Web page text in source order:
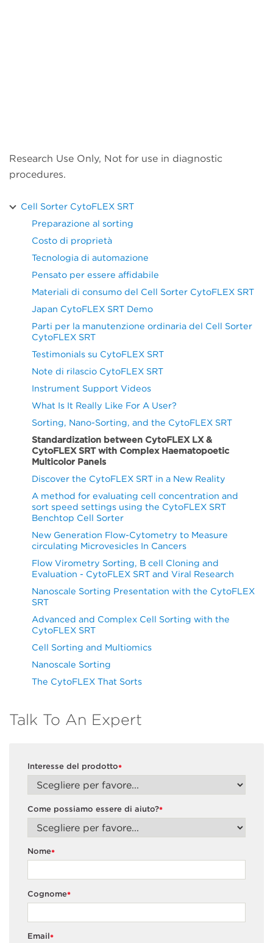
Research Use Only, Not for use in diagnostic
procedures.
Cell Sorter CytoFLEX SRT
Preparazione al sorting
Costo di proprietà
Tecnologia di automazione
Pensato per essere affidabile
Materiali di consumo del Cell Sorter CytoFLEX SRT
Japan CytoFLEX SRT Demo
Parti per la manutenzione ordinaria del Cell Sorter
CytoFLEX SRT
Testimonials su CytoFLEX SRT
Note di rilascio CytoFLEX SRT
Instrument Support Videos
What Is It Really Like For A User?
Sorting, Nano-Sorting, and the CytoFLEX SRT
Standardization between CytoFLEX LX &
CytoFLEX SRT with Complex Haematopoetic
Multicolor Panels
Discover the CytoFLEX SRT in a New Reality
A method for evaluating cell concentration and
sort speed settings using the CytoFLEX SRT
Benchtop Cell Sorter
New Generation Flow-Cytometry to Measure
circulating Microvesicles In Cancers
Flow Virometry Sorting, B cell Cloning and
Evaluation - CytoFLEX SRT and Viral Research
Nanoscale Sorting Presentation with the CytoFLEX
SRT
Advanced and Complex Cell Sorting with the
CytoFLEX SRT
Cell Sorting and Multiomics
Nanoscale Sorting
The CytoFLEX That Sorts
Talk To An Expert
*
Interesse del prodotto
*
Come possiamo essere di aiuto?
*
Nome
*
Cognome
*
Email